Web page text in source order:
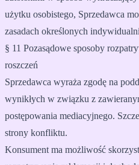
użytku osobistego, Sprzedawca
zasadach określonych
§ 11 Pozasądowe sposoby
roszczeń
Sprzedawca wyraża zgodę na
wynikłych w związku z
postępowania mediacyjnego.
strony konfliktu.
Konsument ma możliwość